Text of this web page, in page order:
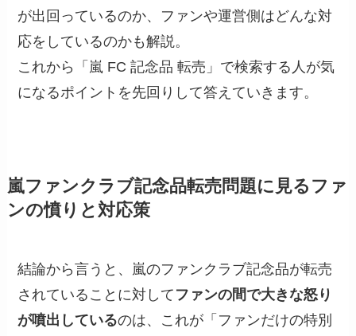
が出回っているのか、ファンや運営側はどんな対
応をしているのかも解説。
これから「嵐 FC 記念品 転売」で検索する人が気
になるポイントを先回りして答えていきます。
嵐ファンクラブ記念品転売問題に見るファ
ンの憤りと対応策
結論から言うと、嵐のファンクラブ記念品が転売
されていることに対して ファンの間で大きな怒り
が噴出しているのは、これが「ファンだけの特別